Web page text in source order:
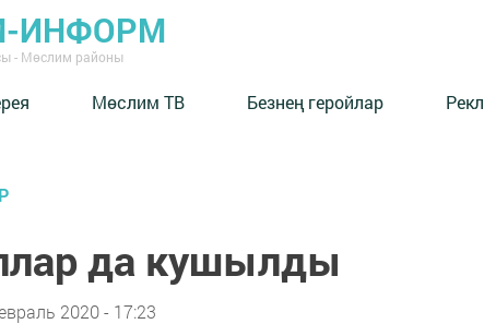
ИНФОРМ
- Мөслим районы
Мөслим ТВ Безнең геройлар
да кушылды
2020 - 17:23